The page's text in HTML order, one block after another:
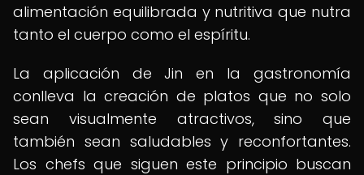
alimentación equilibrada y nutritiva que nutra
tanto el cuerpo como el espíritu.
La aplicación de Jin en la gastronomía
conlleva la creación de platos que no solo
sean visualmente atractivos, sino que
también sean saludables y reconfortantes.
Los chefs que siguen este principio buscan